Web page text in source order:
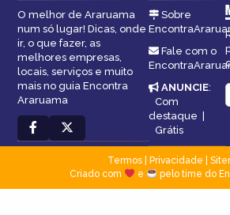
O melhor de Araruama
num só lugar! Dicas, onde
ir, o que fazer, as
melhores empresas,
locais, serviços e muito
mais no guia Encontra
Araruama
Sobre
Fale com o
ANUNCIE:
Com
destaque
Grátis
Termos| Privacidade
Criado com
e pelo time do